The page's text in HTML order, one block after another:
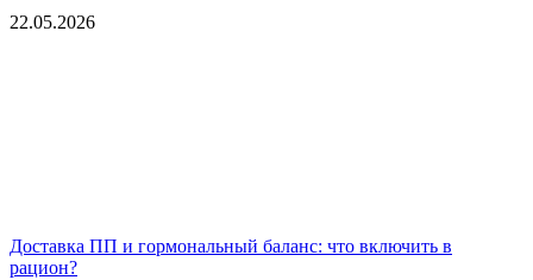
22.05.2026
Доставка ПП и гормональный баланс: что включить в
рацион?